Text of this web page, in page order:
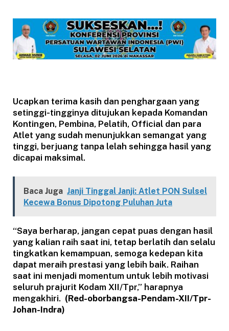
Ucapkan terima kasih dan penghargaan yang
setinggi-tingginya ditujukan kepada Komandan
Kontingen, Pembina, Pelatih, Official dan para
Atlet yang sudah menunjukkan semangat yang
tinggi, berjuang tanpa lelah sehingga hasil yang
dicapai maksimal.
Baca Juga Janji Tinggal Janji: Atlet PON Sulsel
Kecewa Bonus Dipotong Puluhan Juta
“Saya berharap, jangan cepat puas dengan hasil
yang kalian raih saat ini, tetap berlatih dan selalu
tingkatkan kemampuan, semoga kedepan kita
dapat meraih prestasi yang lebih baik. Raihan
saat ini menjadi momentum untuk lebih motivasi
seluruh prajurit Kodam XII/Tpr,” harapnya
mengakhiri. (Red-oborbangsa-Pendam-XII/Tpr-
Johan-Indra)